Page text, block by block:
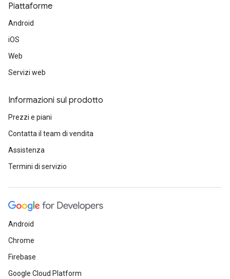
Piattaforme
Android
iOS
Web
Servizi web
Informazioni sul prodotto
Prezzi e piani
Contatta il team di vendita
Assistenza
Termini di servizio
Android
Chrome
Firebase
Google Cloud Platform